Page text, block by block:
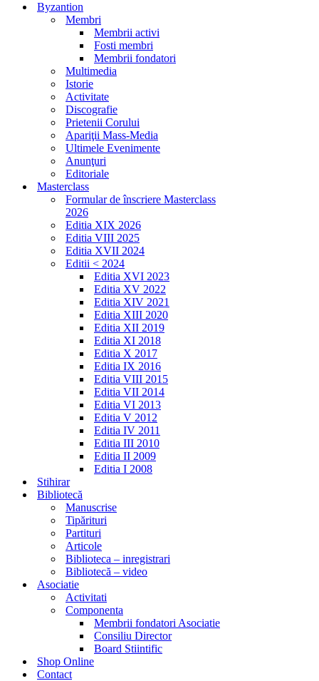
Byzantion
Membri
Membrii activi
Fosti membri
Membrii fondatori
Multimedia
Istorie
Activitate
Discografie
Prietenii Corului
Apariţii Mass-Media
Ultimele Evenimente
Anunţuri
Editoriale
Masterclass
Formular de înscriere Masterclass
2026
Editia XIX 2026
Editia VIII 2025
Editia XVII 2024
Editii < 2024
Editia XVI 2023
Editia XV 2022
Editia XIV 2021
Editia XIII 2020
Editia XII 2019
Editia XI 2018
Editia X 2017
Editia IX 2016
Editia VIII 2015
Editia VII 2014
Editia VI 2013
Editia V 2012
Editia IV 2011
Editia III 2010
Editia II 2009
Editia I 2008
Stihirar
Bibliotecă
Manuscrise
Tipărituri
Partituri
Articole
Biblioteca – inregistrari
Bibliotecă – video
Asociatie
Activitati
Componenta
Membrii fondatori Asociatie
Consiliu Director
Board Stiintific
Shop Online
Contact